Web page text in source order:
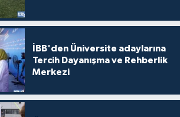
İBB'den Üniversite adaylarına
Tercih Dayanışma ve Rehberlik
Merkezi